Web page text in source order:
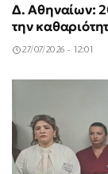
Δ. Αθηναίων:
την
27/07/2026 - 12:01